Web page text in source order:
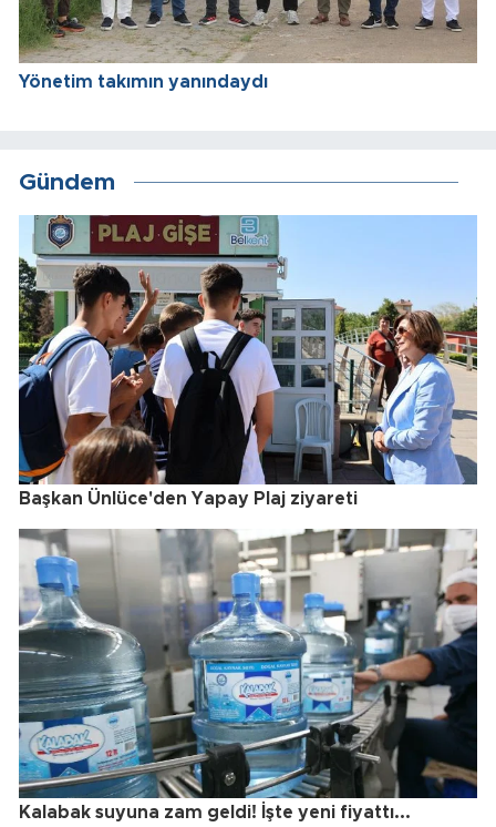
Yönetim takımın yanındaydı
Gündem
Başkan Ünlüce'den Yapay Plaj ziyareti
Kalabak suyuna zam geldi! İşte yeni fiyattı...